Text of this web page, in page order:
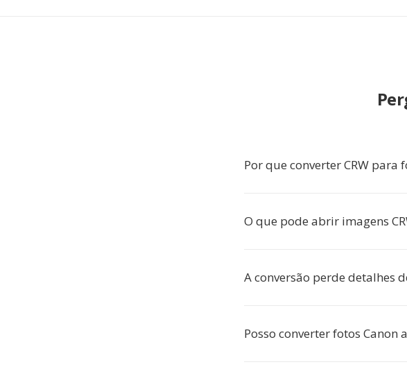
Por que converter CRW para
O que pode abrir imagens
A conversão perde detalhes
Posso converter fotos Canon